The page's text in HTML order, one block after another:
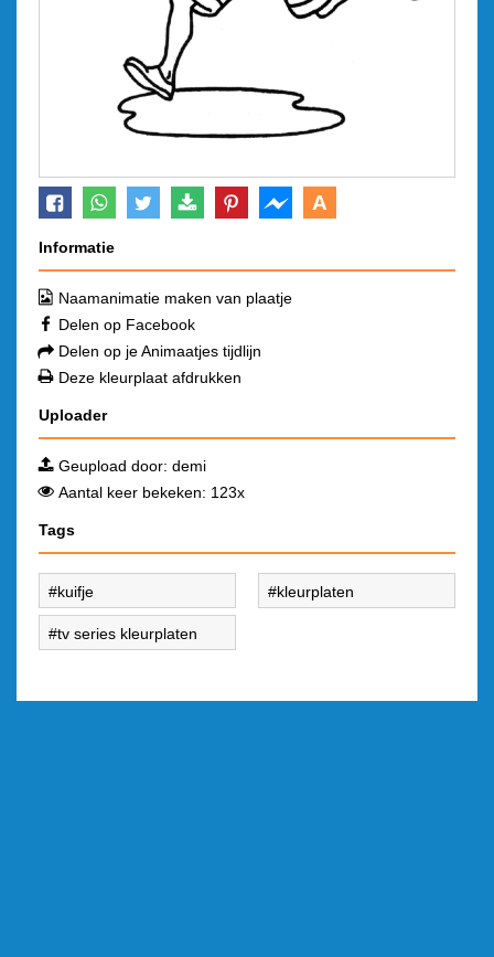
A
Informatie
Naamanimatie maken van plaatje
Delen op Facebook
Delen op je Animaatjes tijdlijn
Deze kleurplaat afdrukken
Uploader
Geupload door: demi
Aantal keer bekeken: 123x
Tags
kuifje kleurplaten
tv series kleurplaten